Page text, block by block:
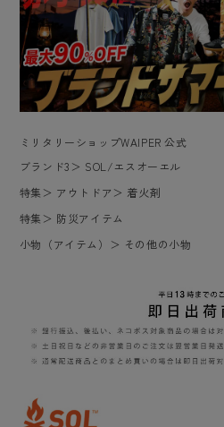
ミリタリーショップWAIPER 公式
ブランド3 ＞ SOL/エスオーエル
特集 ＞ アウトドア ＞ 着火剤
特集 ＞ 防災アイテム
小物（アイテム）
＞ その他の小物